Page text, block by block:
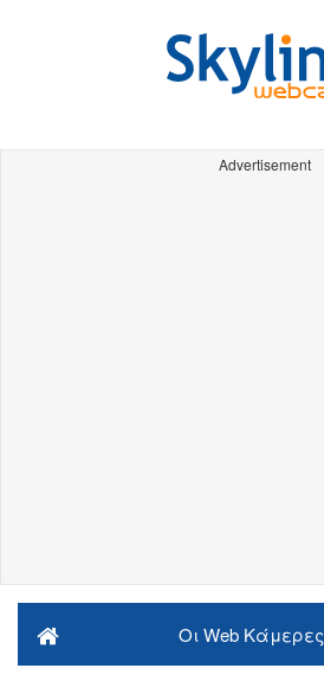
Advertisement
Οι Web Κάμερες